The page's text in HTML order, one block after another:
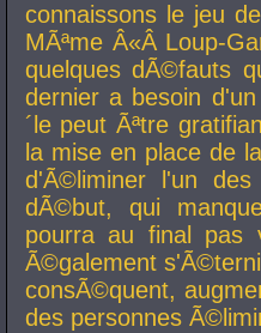
connaissons le jeu
MÃªme Â«Â Loup-
quelques dÃ©fauts
dernier a besoin
´le peut Ãªtre
la mise en place de
d'Ã©liminer l'un
dÃ©but, qui
pourra au final pas
Ã©galement
consÃ©quent,
des personnes